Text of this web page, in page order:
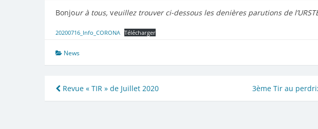
Bonjour à tous, veuillez trouver ci-dessous les denières parutions de
20200716_Info_CORONA Télécharger
News
Navigation
de
Revue « TIR » de Juillet 2020 3ème Tir au